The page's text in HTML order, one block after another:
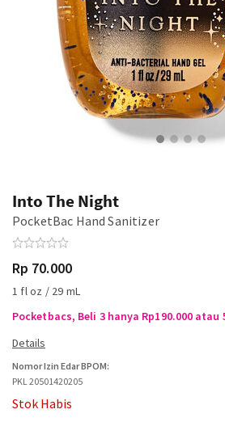
Into The Night
PocketBac Hand Sanitizer
Rp 70.000
1 fl oz / 29 mL
Pocketbacs, Beli 3 hanya Rp190.000 atau
Nomor Izin Edar BPOM:
PKL 20501420205
Stok Habis